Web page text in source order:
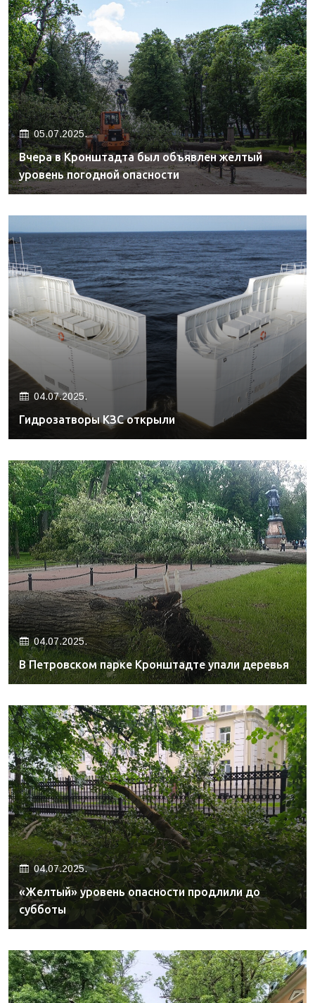
05.07.2025.
Вчера в Кронштадта был объявлен желтый
уровень погодной опасности
04.07.2025.
Гидрозатворы КЗС открыли
04.07.2025.
В Петровском парке Кронштадте упали деревья
04.07.2025.
«Желтый» уровень опасности продлили до
субботы